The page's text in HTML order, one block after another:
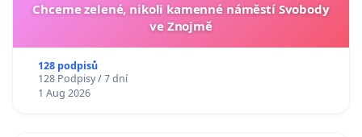
Chceme zelené, nikoli kamenné náměstí Svobody
ve Znojmě
128 podpisů
128 Podpisy / 7 dní
1 Aug 2026